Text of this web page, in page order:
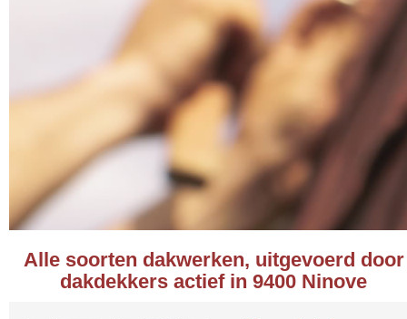
Alle soorten dakwerken, uitgevoerd door
dakdekkers actief in 9400 Ninove